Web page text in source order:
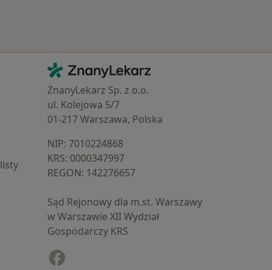
Kontakt
ZnanyLekarz - Strona główna
ZnanyLekarz Sp. z o.o.
ul. Kolejowa 5/7
01-217 Warszawa, Polska
NIP: ⁠7010224868
KRS: ⁠0000347997
REGON: ⁠142276657
Sąd Rejonowy dla m.st. Warszawy
w Warszawie XII Wydział
Gospodarczy KRS